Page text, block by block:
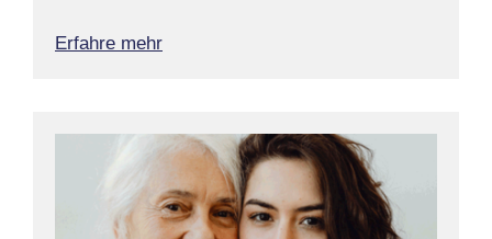
Erfahre mehr